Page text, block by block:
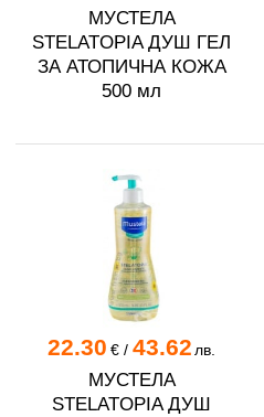
МУСТЕЛА
STELATOPIA ДУШ ГЕЛ
ЗА АТОПИЧНА КОЖА
500 мл
22.30 €/ 43.62 лв.
МУСТЕЛА
STELATOPIA ДУШ